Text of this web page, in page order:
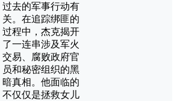
过去的军事行动有
关。在追踪绑匪的
过程中，杰克揭开
了一连串涉及军火
交易、腐败政府官
员和秘密组织的黑
暗真相。他面临的
不仅仅是拯救女儿